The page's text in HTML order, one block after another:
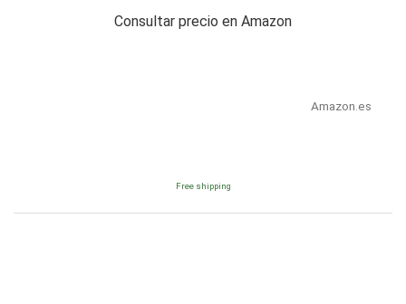
Consultar precio en Amazon
Amazon.es
Free shipping